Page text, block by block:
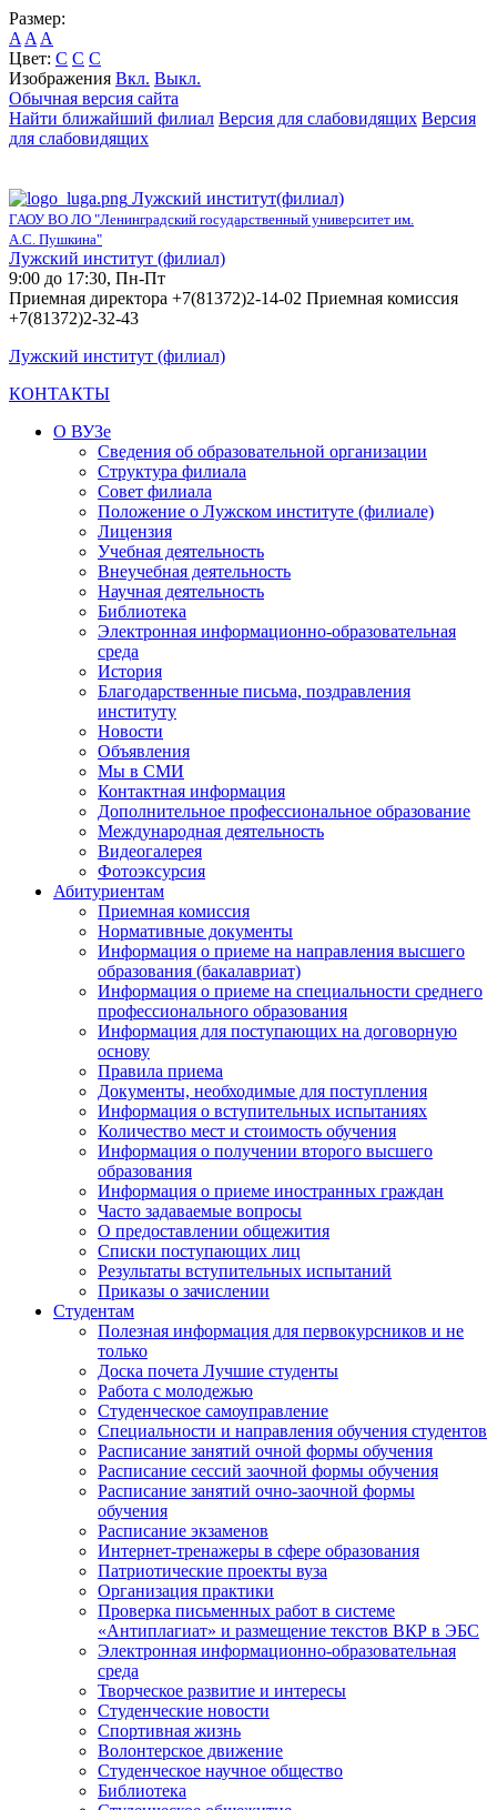
Размер:
A A A
Цвет: C C C
Изображения Вкл. Выкл.
Обычная версия сайта
Найти ближайший филиал Версия для слабовидящих Версия
для слабовидящих
Лужский институт(филиал)
ГАОУ ВО ЛО "Ленинградский государственный университет им.
А.С. Пушкина"
Лужский институт (филиал)
9:00 до 17:30, Пн-Пт
Приемная директора +7(81372)2-14-02 Приемная комиссия
+7(81372)2-32-43
Лужский институт (филиал)
КОНТАКТЫ
О ВУЗе
Сведения об образовательной организации
Структура филиала
Совет филиала
Положение о Лужском институте (филиале)
Лицензия
Учебная деятельность
Внеучебная деятельность
Научная деятельность
Библиотека
Электронная информационно-образовательная
среда
История
Благодарственные письма, поздравления
институту
Новости
Объявления
Мы в СМИ
Контактная информация
Дополнительное профессиональное образование
Международная деятельность
Видеогалерея
Фотоэксурсия
Абитуриентам
Приемная комиссия
Нормативные документы
Информация о приеме на направления высшего
образования (бакалавриат)
Информация о приеме на специальности среднего
профессионального образования
Информация для поступающих на договорную
основу
Правила приема
Документы, необходимые для поступления
Информация о вступительных испытаниях
Количество мест и стоимость обучения
Информация о получении второго высшего
образования
Информация о приеме иностранных граждан
Часто задаваемые вопросы
О предоставлении общежития
Списки поступающих лиц
Результаты вступительных испытаний
Приказы о зачислении
Студентам
Полезная информация для первокурсников и не
только
Доска почета Лучшие студенты
Работа с молодежью
Студенческое самоуправление
Специальности и направления обучения студентов
Расписание занятий очной формы обучения
Расписание сессий заочной формы обучения
Расписание занятий очно-заочной формы
обучения
Расписание экзаменов
Интернет-тренажеры в сфере образования
Патриотические проекты вуза
Организация практики
Проверка письменных работ в системе
«Антиплагиат» и размещение текстов ВКР в ЭБС
Электронная информационно-образовательная
среда
Творческое развитие и интересы
Студенческие новости
Спортивная жизнь
Волонтерское движение
Студенческое научное общество
Библиотека